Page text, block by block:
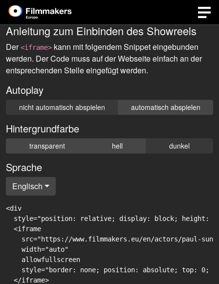
Anleitung zum Einbinden des Showreels
Der<iframe> kann mit folgendem Snippet eingebunden
werden. Der Code muss auf der Webseite einfach an der
entsprechenden Stelle eingefügt werden.
Autoplay
nicht automatisch abspielen automatisch abspielen
Hintergrundfarbe
transparent hell dunkel
Sprache
Englisch
<div
style="position: relative; display: block; height:
  <iframe
src="https://www.filmmakers.eu/en/actors/paul-
    width="auto"
    allowfullscreen
style="border: none; position: absolute; top: 0;
  </iframe>